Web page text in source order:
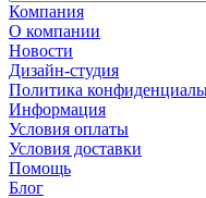
Компания
О компании
Новости
Дизайн-студия
Политика
Информация
Условия оплаты
Условия доставки
Помощь
Блог